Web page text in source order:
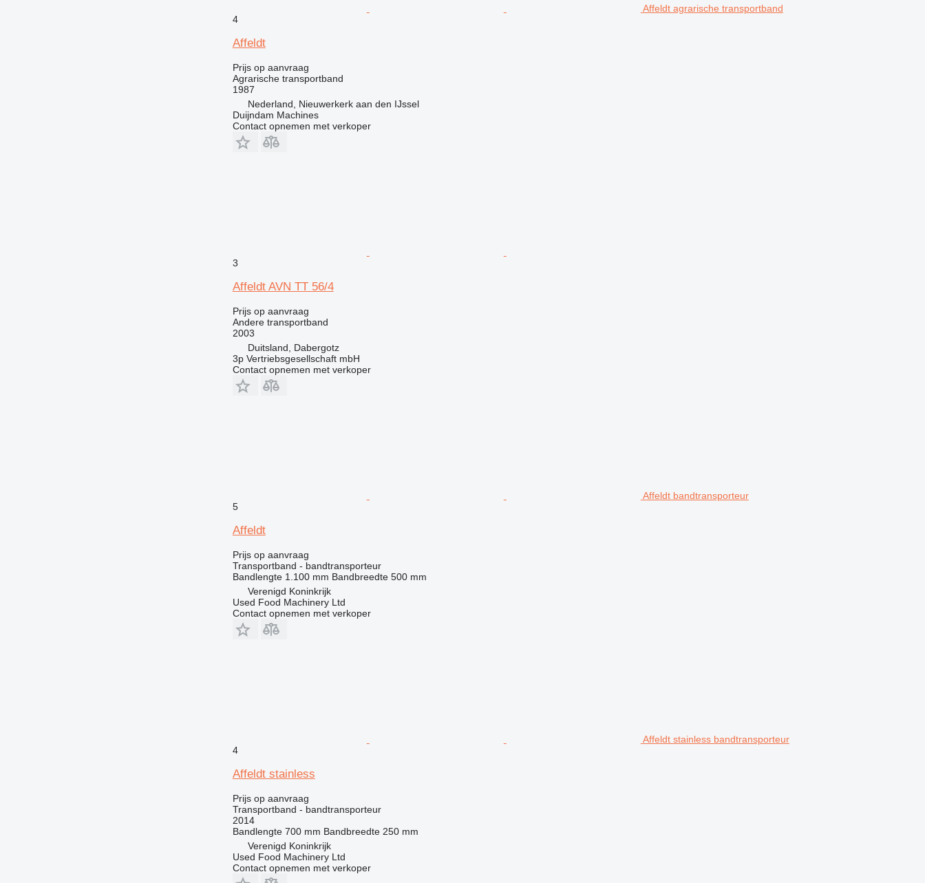
Affeldt agrarische transportband
4
Affeldt
Prijs op aanvraag
Agrarische transportband
1987
Nederland, Nieuwerkerk aan den IJssel
Duijndam Machines
Contact opnemen met verkoper
3
Affeldt AVN TT 56/4
Prijs op aanvraag
Andere transportband
2003
Duitsland, Dabergotz
3p Vertriebsgesellschaft mbH
Contact opnemen met verkoper
Affeldt bandtransporteur
5
Affeldt
Prijs op aanvraag
Transportband - bandtransporteur
Bandlengte 1.100 mm Bandbreedte 500 mm
Verenigd Koninkrijk
Used Food Machinery Ltd
Contact opnemen met verkoper
Affeldt stainless bandtransporteur
4
Affeldt stainless
Prijs op aanvraag
Transportband - bandtransporteur
2014
Bandlengte 700 mm Bandbreedte 250 mm
Verenigd Koninkrijk
Used Food Machinery Ltd
Contact opnemen met verkoper